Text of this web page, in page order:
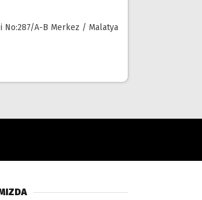
No:287/A-B Merkez / Malatya